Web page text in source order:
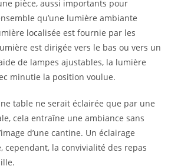
pièce, aussi importants pour
qu’une lumière ambiante
localisée est fournie par les
est dirigée vers le bas ou vers un
de lampes ajustables, la lumière
minutie la position voulue.
table ne serait éclairée que par une
cela entraîne une ambiance sans
d’une cantine. Un éclairage
cependant, la convivialité des repas